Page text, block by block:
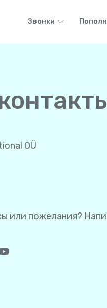
Звонки
OÜ
или пожелания?